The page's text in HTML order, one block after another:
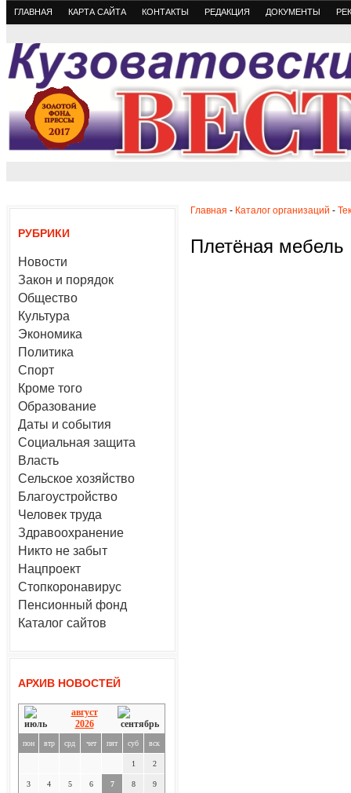
ГЛАВНАЯ КАРТА САЙТА КОНТАКТЫ РЕДАКЦИЯ ДОКУМЕНТЫ
РУБРИКИ
Новости
Закон и порядок
Общество
Культура
Экономика
Политика
Спорт
Кроме того
Образование
Даты и события
Социальная защита
Власть
Сельское хозяйство
Благоустройство
Человек труда
Здравоохранение
Никто не забыт
Нацпроект
Стопкоронавирус
Пенсионный фонд
Каталог сайтов
АРХИВ НОВОСТЕЙ
август
2026
пон втр срд чет пят суб вск
1 2
3 4 5 6 7 8 9
Главная - Каталог организаций -
Плетёная мебель